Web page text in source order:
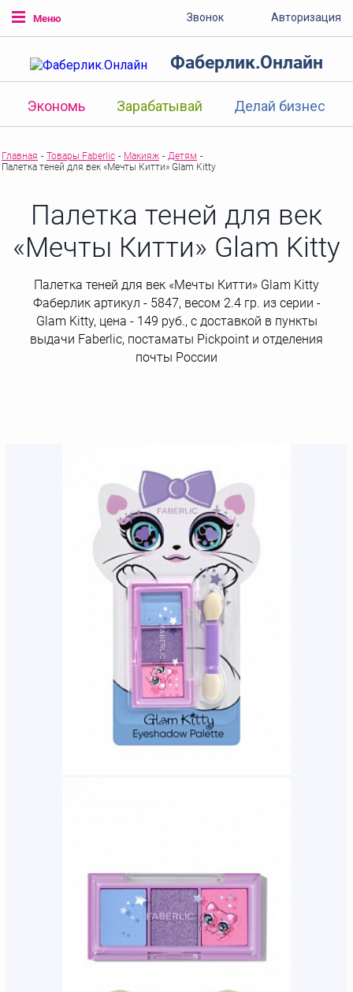
Меню Звонок Авторизация
Фаберлик.Онлайн
Экономь Зарабатывай Делай бизнес
Главная - Товары Faberlic - Макияж - Детям -
Палетка теней для век «Мечты Китти» Glam Kitty
Палетка теней для век
«Мечты Китти» Glam Kitty
Палетка теней для век «Мечты Китти» Glam Kitty
Фаберлик артикул - 5847, весом 2.4 гр. из серии -
Glam Kitty, цена - 149 руб., с доставкой в пункты
выдачи Faberlic, постаматы Рickpoint и отделения
почты России